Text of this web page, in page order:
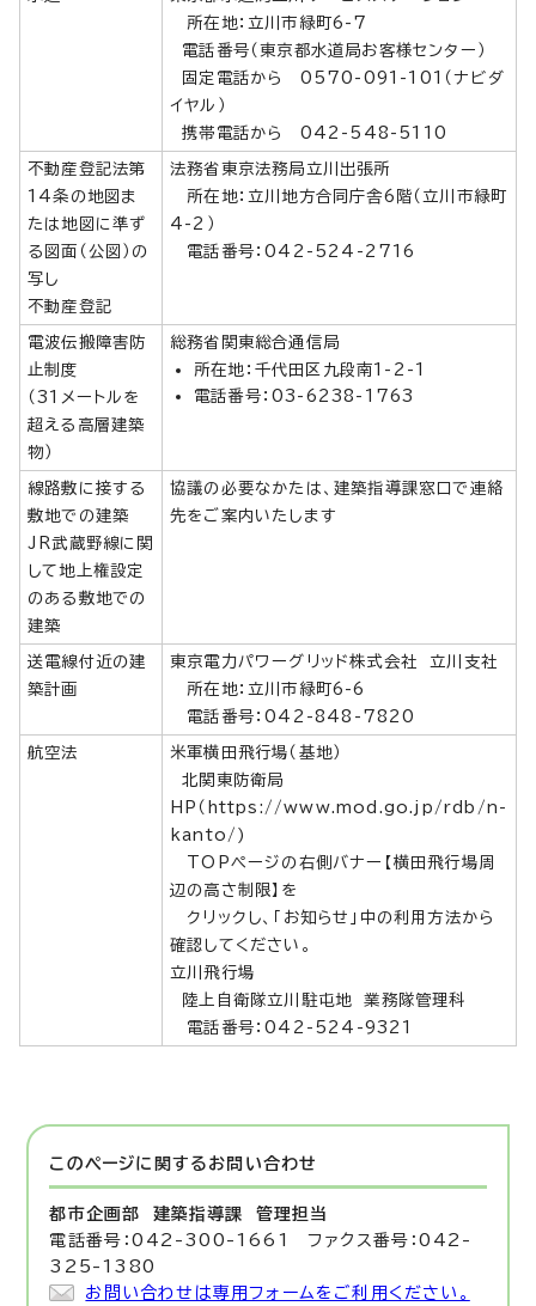
所在地：立川市緑町6-7
電話番号（東京都水道局お客様センター）
固定電話から 0570-091-101（ナビダ
イヤル）
携帯電話から 042-548-5110
不動産登記法第
14条の地図ま
たは地図に準ず
る図面（公図）の
写し
不動産登記
法務省東京法務局立川出張所
所在地：立川地方合同庁舎6階（立川市緑町
4-2）
電話番号：042-524-2716
電波伝搬障害防
止制度
（31メートルを
超える高層建築
物）
総務省関東総合通信局
所在地：千代田区九段南1-2-1
電話番号：03-6238-1763
線路敷に接する
敷地での建築
JR武蔵野線に関
して地上権設定
のある敷地での
建築
協議の必要なかたは、建築指導課窓口で連絡
先をご案内いたします
送電線付近の建
築計画
東京電力パワーグリッド株式会社 立川支社
所在地：立川市緑町6-6
電話番号：042-848-7820
航空法
米軍横田飛行場（基地）
北関東防衛局
HP（ https://www.mod.go.jp/rdb/n-
kanto/)
TOPページの右側バナー【横田飛行場周
辺の高さ制限】を
クリックし、「お知らせ」中の利用方法から
確認してください。
立川飛行場
陸上自衛隊立川駐屯地 業務隊管理科
電話番号：042-524-9321
このページに関する お問い合わせ
都市企画部 建築指導課
管理担当
電話番号：042-300-1661 ファクス番号：042-
325-1380
お問い合わせは専用フォームをご利用ください。